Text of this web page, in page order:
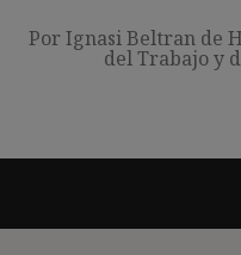
Por Ignasi Beltran de
del Trabajo y